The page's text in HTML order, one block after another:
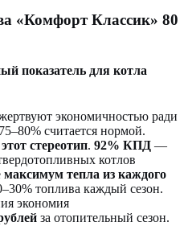
«Комфорт Классик» 80
показатель для котла
экономичностью ради
считается нормой.
стереотип. 92% КПД —
котлов
максимум тепла из каждого
топлива каждый сезон.
экономия
за отопительный сезон.